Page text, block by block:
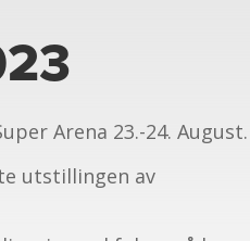
Arena 23.-24. August.
utstillingen av